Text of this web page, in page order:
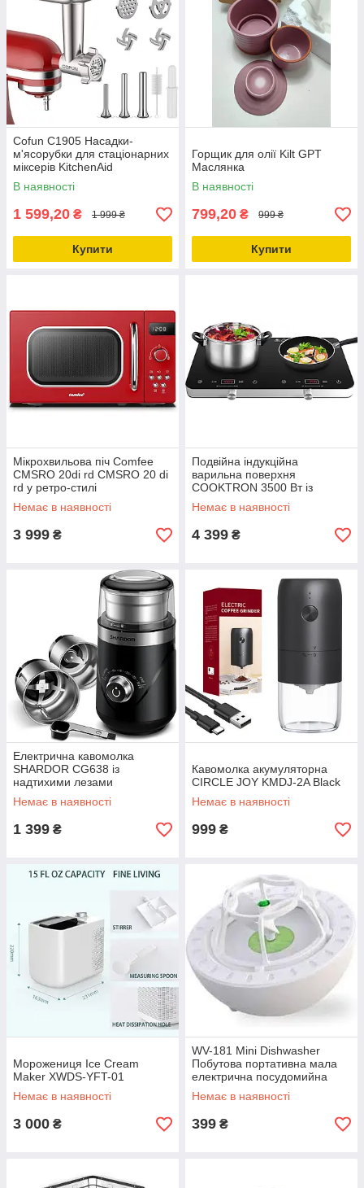
Cofun C1905 Насадки-
м'ясорубки для стаціонарних
міксерів KitchenAid
В наявності
1 599,20 ₴ 1 999 ₴
Купити
Горщик для олії Kilt GPT
Маслянка
В наявності
799,20 ₴ 999 ₴
Купити
Мікрохвильова піч Comfee
CMSRO 20di rd CMSRO 20 di
rd у ретро-стилі
Немає в наявності
3 999 ₴
Подвійна індукційна
варильна поверхня
COOKTRON 3500 Вт із
сенсорним/кнопковим
таймером FS-IRC112
Немає в наявності
4 399 ₴
Електрична кавомолка
SHARDOR CG638 із
надтихими лезами
Немає в наявності
1 399 ₴
Кавомолка акумуляторна
CIRCLE JOY KMDJ-2A Black
Немає в наявності
999 ₴
Морожениця Ice Cream
Maker XWDS-YFT-01
Немає в наявності
3 000 ₴
WV-181 Mini Dishwasher
Побутова портативна мала
електрична посудомийна
машина
Немає в наявності
399 ₴